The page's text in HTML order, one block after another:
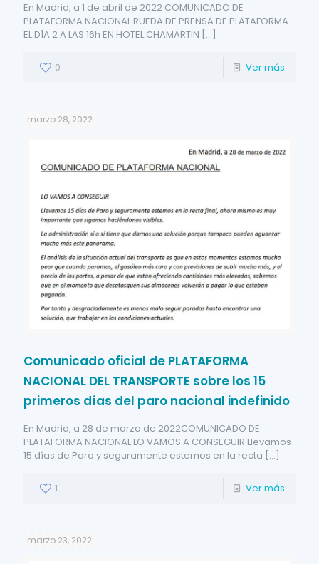
En Madrid, a 1 de abril de 2022 COMUNICADO DE
PLATAFORMA NACIONAL RUEDA DE PRENSA DE PLATAFORMA
EL DÍA 2 A LAS 16h EN HOTEL CHAMARTIN […]
0 Ver más
marzo 28, 2022
Comunicado oficial de PLATAFORMA
NACIONAL DEL TRANSPORTE sobre los 15
primeros días del paro nacional indefinido
En Madrid, a 28 de marzo de 2022COMUNICADO DE
PLATAFORMA NACIONAL LO VAMOS A CONSEGUIR Llevamos
15 días de Paro y seguramente estemos en la recta […]
1 Ver más
marzo 23, 2022